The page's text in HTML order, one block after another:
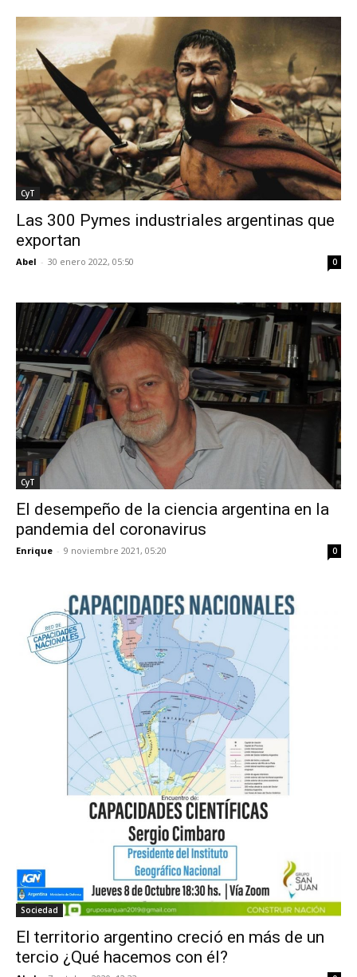
CyT
Las 300 Pymes industriales argentinas que
exportan
Abel - 30 enero 2022, 05:50 0
CyT
El desempeño de la ciencia argentina en la
pandemia del coronavirus
Enrique - 9 noviembre 2021, 05:20 0
Sociedad
El territorio argentino creció en más de un
tercio ¿Qué hacemos con él?